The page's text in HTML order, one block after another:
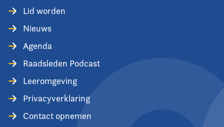
Lid worden
Nieuws
Agenda
Raadsleden Podcast
Leeromgeving
Privacyverklaring
Contact opnemen